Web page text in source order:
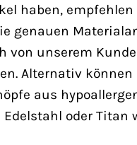
haben,
genauen
von unserem
Alternativ können
aus
oder Titan